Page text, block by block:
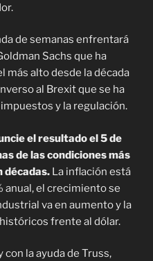
de semanas enfrentará
Sachs que ha
más alto desde la década
al Brexit que se ha
y la regulación.
el resultado el 5 de
de las condiciones más
décadas. La inflación está
anual, el crecimiento se
va en aumento y la
frente al dólar.
con la ayuda de Truss,